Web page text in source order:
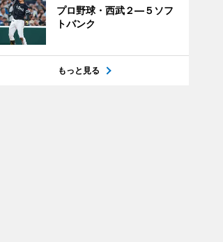
プロ野球・西武２―５ソフ
トバンク
もっと見る